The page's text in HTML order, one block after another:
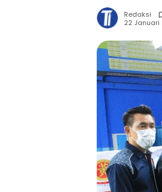
Redaksi
22 Januari